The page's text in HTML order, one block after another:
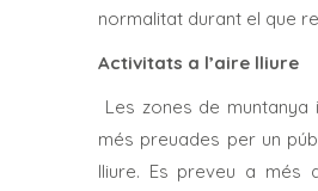
normalitat durant el que
Activitats a l’aire lliure
Les zones de
més preuades per un
lliure. Es preveu a més